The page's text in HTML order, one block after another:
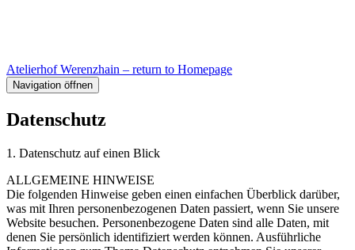
Atelierhof Werenzhain – return to Homepage
Navigation öffnen
Datenschutz
1. Datenschutz auf einen Blick
ALLGEMEINE HINWEISE
Die folgenden Hinweise geben einen einfachen Überblick darüber,
was mit Ihren personenbezogenen Daten passiert, wenn Sie unsere
Website besuchen. Personenbezogene Daten sind alle Daten, mit
denen Sie persönlich identifiziert werden können. Ausführliche